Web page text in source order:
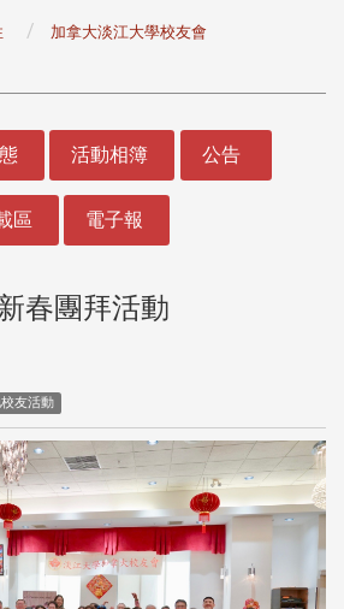
加拿大淡江大學校友會
活動相簿 公告
區 電子報
春團拜活動
友活動